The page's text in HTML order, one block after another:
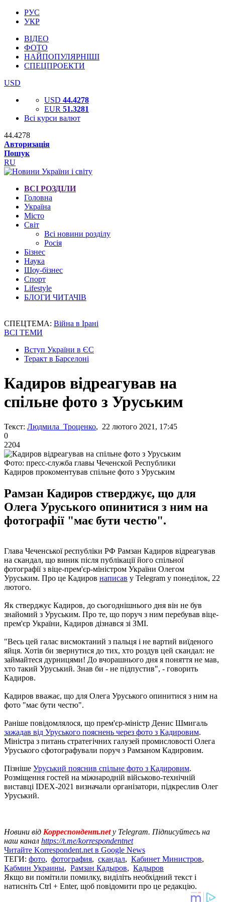
РУС
УКР
ВІДЕО
ФОТО
НАЙПОПУЛЯРНІШІ
СПЕЦПРОЕКТИ
USD
USD 44.4278
EUR 51.3281
Всі курси валют
44.4278
Авторизація
Пошук
RU
ВСІ РОЗДІЛИ
Головна
Україна
Місто
Світ
Всі новини розділу
Росія
Бізнес
Наука
Шоу-бізнес
Спорт
Lifestyle
БЛОГИ ЧИТАЧІВ
СПЕЦТЕМА: Війна в Ірані
ВСІ ТЕМИ
Вступ України в ЄС
Теракт в Барселоні
Кадиров відреагував на
спільне фото з Уруським
Текст: Людмила Троценко, 22 лютого 2021, 17:45
0
2204
Фото: пресс-служба главы Чеченской Республики
Кадиров прокоментував спільне фото з Уруським
Рамзан Кадиров стверджує, що для
Олега Уруського опинитися з ним на
фотографії "має бути честю".
Глава Чеченської республіки РФ Рамзан Кадиров відреагував
на скандал, що виник після публікації його спільної
фотографії з віце-прем'єр-міністром України Олегом
Уруським. Про це Кадиров написав у Telegram у понеділок, 22
лютого.
Як стверджує Кадиров, до сьогоднішнього дня він не був
знайомий з Уруським. Про те, що поруч з ним перебував віце-
прем'єр України, Кадиров дізнався зі ЗМІ.
"Весь цей галас висмоктаний з пальця і ​​не вартий виїденого
яйця. Хотів би звернутися до тих, хто роздув цей скандал: не
займайтеся дурницями! До вчорашнього дня я поняття не мав,
хто такий Уруський. Знав би - не підпустив", - говорить
Кадиров.
Кадиров вважає, що для Олега Уруського опинитися з ним на
фото "має бути честю".
Раніше повідомлялося, що прем'єр-міністр Денис Шмигаль
зажадав від Уруського пояснень через фото з Кадировим.
Міністра з питань стратегічних галузей промисловості Олега
Уруського сфотографували поруч з Рамзаном Кадировим.
Пізніше Уруський пояснив спільне фото з Кадировим.
Розміщення гостей на міжнародній військово-технічній
виставці IDEX-2021 визначали організатори, підкреслив Олег
Уруський.
Новини від Корреспондент.netу Telegram. Підписуйтесь на
наш канал https://t.me/korrespondentnet
Читайте Korrespondent.net в Google News
ТЕГИ: фото, фотография, скандал, Кабинет Министров,
Кабмин Украины, Рамзан Кадыров, Кадыров
Якщо ви помітили помилку, виділіть необхідний текст і
натисніть Ctrl + Enter, щоб повідомити про це редакцію.